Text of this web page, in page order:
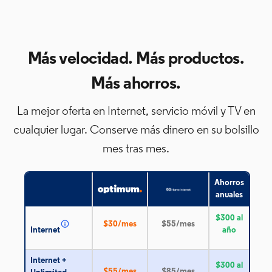
Más velocidad. Más productos.
Más ahorros.
La mejor oferta en Internet, servicio móvil y TV en
cualquier lugar. Conserve más dinero en su bolsillo
mes tras mes.
Ahorros
anuales
Internet
$30/mes $55/mes
$300 al
año
Internet +
$300 al